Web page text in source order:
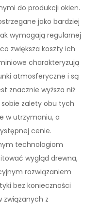
do produkcji okien.
jako bardziej
wymagają regularnej
zwiększa koszty ich
charakteryzują
atmosferyczne i są
znacznie wyższa niż
sobie zalety obu tych
w utrzymaniu, a
cenie.
technologiom
wygląd drewna,
rozwiązaniem
bez konieczności
związanych z